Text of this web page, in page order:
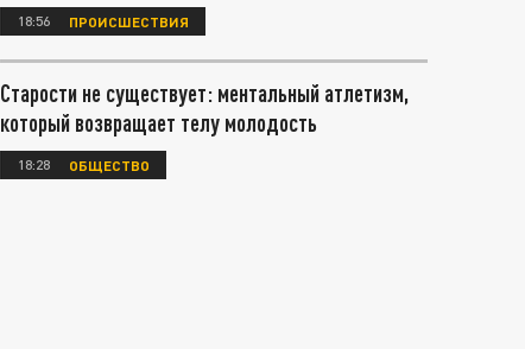
18:56 ПРОИСШЕСТВИЯ
Старости не существует: ментальный атлетизм,
который возвращает телу молодость
18:28 ОБЩЕСТВО